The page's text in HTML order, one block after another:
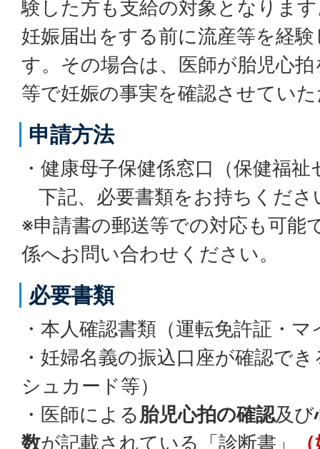
験した方も支給の対象となりま
妊娠届出をする前に流産等を経
す。その場合は、医師が胎児心
等で妊娠の事実を確認させてい
申請方法
・健康母子保健係窓口（保健福
下記、必要書類をお持ちくださ
※申請書の郵送等での対応も可能
係へお問い合わせください。
必要書類
・本人確認書類（運転免許証・
・妊婦名義の振込口座が確認で
シュカード等）
・医師による胎児心拍の確認及び
数が記載されている「診断書」